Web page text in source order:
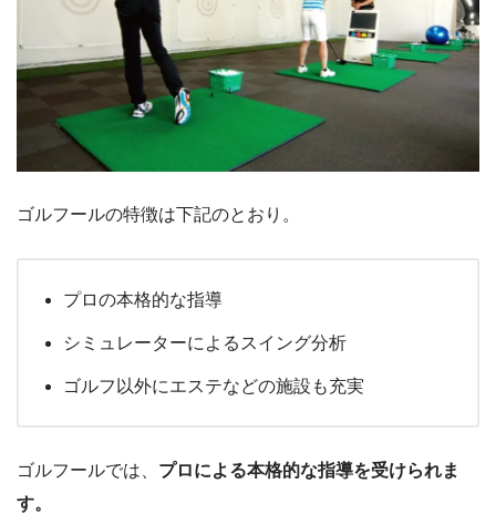
ゴルフールの特徴は下記のとおり。
プロの本格的な指導
シミュレーターによるスイング分析
ゴルフ以外にエステなどの施設も充実
ゴルフールでは、 プロによる本格的な指導を受けられま
す。